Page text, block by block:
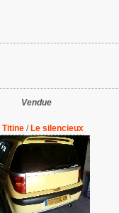
Vendue
Titine/ Le silencieux